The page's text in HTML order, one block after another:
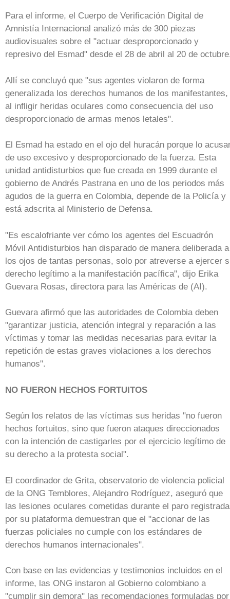
Para el informe, el Cuerpo de Verificación Digital de
Amnistía Internacional analizó más de 300 piezas
audiovisuales sobre el "actuar desproporcionado y
represivo del Esmad" desde el 28 de abril al 20 de
Allí se concluyó que "sus agentes violaron de forma
generalizada los derechos humanos de los manifestantes,
al infligir heridas oculares como consecuencia del uso
desproporcionado de armas menos letales".
El Esmad ha estado en el ojo del huracán porque lo
de uso excesivo y desproporcionado de la fuerza. Esta
unidad antidisturbios que fue creada en 1999 durante el
gobierno de Andrés Pastrana en uno de los periodos más
agudos de la guerra en Colombia, depende de la Policía y
está adscrita al Ministerio de Defensa.
"Es escalofriante ver cómo los agentes del Escuadrón
Móvil Antidisturbios han disparado de manera deliberada a
los ojos de tantas personas, solo por atreverse a ejercer
derecho legítimo a la manifestación pacífica", dijo Erika
Guevara Rosas, directora para las Américas de (AI).
Guevara afirmó que las autoridades de Colombia deben
"garantizar justicia, atención integral y reparación a las
víctimas y tomar las medidas necesarias para evitar la
repetición de estas graves violaciones a los derechos
humanos".
NO FUERON HECHOS FORTUITOS
Según los relatos de las víctimas sus heridas "no fueron
hechos fortuitos, sino que fueron ataques direccionados
con la intención de castigarles por el ejercicio legítimo de
su derecho a la protesta social".
El coordinador de Grita, observatorio de violencia policial
de la ONG Temblores, Alejandro Rodríguez, aseguró que
las lesiones oculares cometidas durante el paro
por su plataforma demuestran que el "accionar de las
fuerzas policiales no cumple con los estándares de
derechos humanos internacionales".
Con base en las evidencias y testimonios incluidos en el
informe, las ONG instaron al Gobierno colombiano a
"cumplir sin demora" las recomendaciones formuladas por